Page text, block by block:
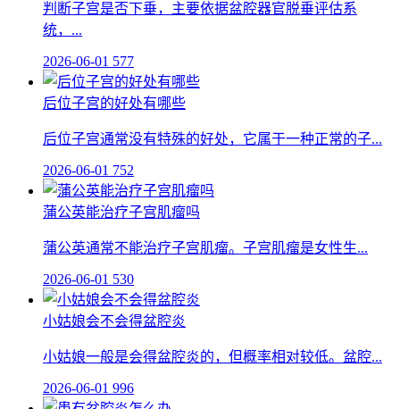
判断子宫是否下垂，主要依据盆腔器官脱垂评估系
统，...
2026-06-01 577
后位子宫的好处有哪些
后位子宫通常没有特殊的好处，它属于一种正常的子...
2026-06-01 752
蒲公英能治疗子宫肌瘤吗
蒲公英通常不能治疗子宫肌瘤。子宫肌瘤是女性生...
2026-06-01 530
小姑娘会不会得盆腔炎
小姑娘一般是会得盆腔炎的，但概率相对较低。盆腔...
2026-06-01 996